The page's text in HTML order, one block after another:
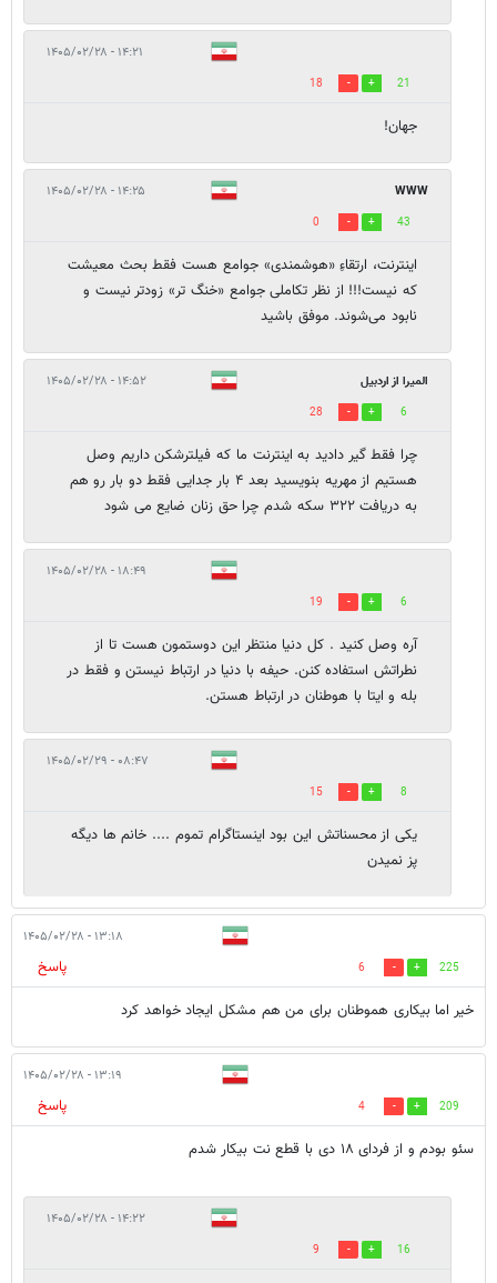
۱۴:۲۱ - ۱۴۰۵/۰۲/۲۸
21
18
جهان!
WWW ۱۴:۲۵ - ۱۴۰۵/۰۲/۲۸
43
0
اینترنت، ارتقاءِ «هوشمندی» جوامع هست فقط بحث معیشت
که نیست!!! از نظر تکاملی جوامع «خنگ تر» زودتر نیست و
نابود می‌شوند. موفق باشید
المیرا از اردبیل ۱۴:۵۲ - ۱۴۰۵/۰۲/۲۸
6
28
چرا فقط گیر دادید به اینترنت ما که فیلترشکن داریم وصل
هستیم از مهریه بنویسید بعد ۴ بار جدایی فقط دو بار رو هم
به دریافت ۳۲۲ سکه شدم چرا حق زنان ضایع می شود
۱۸:۴۹ - ۱۴۰۵/۰۲/۲۸
6
19
آره وصل کنید . کل دنیا منتظر این دوستمون هست تا از
نطراتش استفاده کنن. حیفه با دنیا در ارتباط نیستن و فقط در
بله و ایتا با هوطنان در ارتباط هستن.
۰۸:۴۷ - ۱۴۰۵/۰۲/۲۹
8
15
یکی از محسناتش این بود اینستاگرام تموم .... خانم ها دیگه
پز نمیدن
۱۳:۱۸ - ۱۴۰۵/۰۲/۲۸
225
6
پاسخ
خیر اما بیکاری هموطنان برای من هم مشکل ایجاد خواهد کرد
۱۳:۱۹ - ۱۴۰۵/۰۲/۲۸
209
4
پاسخ
سئو بودم و از فردای ۱۸ دی با قطع نت بیکار شدم
۱۴:۲۲ - ۱۴۰۵/۰۲/۲۸
16
9